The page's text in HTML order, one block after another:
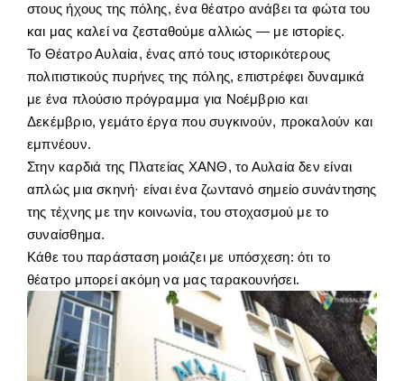
στους ήχους της πόλης, ένα θέατρο ανάβει τα φώτα του
και μας καλεί να ζεσταθούμε αλλιώς — με ιστορίες.
Το Θέατρο Αυλαία, ένας από τους ιστορικότερους
πολιτιστικούς πυρήνες της πόλης, επιστρέφει δυναμικά
με ένα πλούσιο πρόγραμμα για Νοέμβριο και
Δεκέμβριο, γεμάτο έργα που συγκινούν, προκαλούν και
εμπνέουν.
Στην καρδιά της Πλατείας ΧΑΝΘ, το Αυλαία δεν είναι
απλώς μια σκηνή· είναι ένα ζωντανό σημείο συνάντησης
της τέχνης με την κοινωνία, του στοχασμού με το
συναίσθημα.
Κάθε του παράσταση μοιάζει με υπόσχεση: ότι το
θέατρο μπορεί ακόμη να μας ταρακουνήσει.